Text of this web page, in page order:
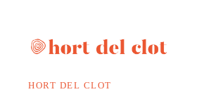
HORT DEL CLOT